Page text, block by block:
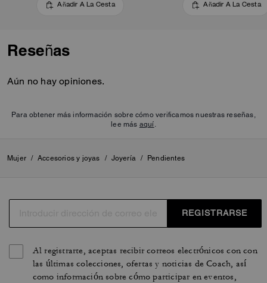
Añadir A La Cesta Añadir A La Cesta
Reseñas
Aún no hay opiniones.
Para obtener más información sobre cómo verificamos nuestras reseñas,
lee más aquí
Mujer / Accesorios y joyas / Joyería / Pendientes
REGISTRARSE
Al registrarte, aceptas recibir correos electrónicos con con
las últimas colecciones, ofertas y noticias de Coach, así
como información sobre cómo participar en eventos,